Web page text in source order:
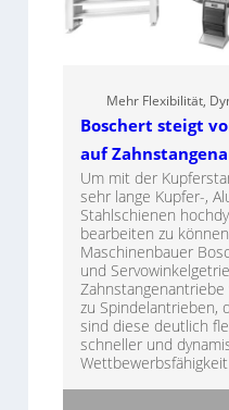
Mehr Flexibilität,
Boschert steigt
auf
Um mit der
sehr lange Kupfer-,
Stahlschienen
bearbeiten zu
Maschinenbauer
und
zu Spindelantrieben,
sind diese deutlich
schneller und